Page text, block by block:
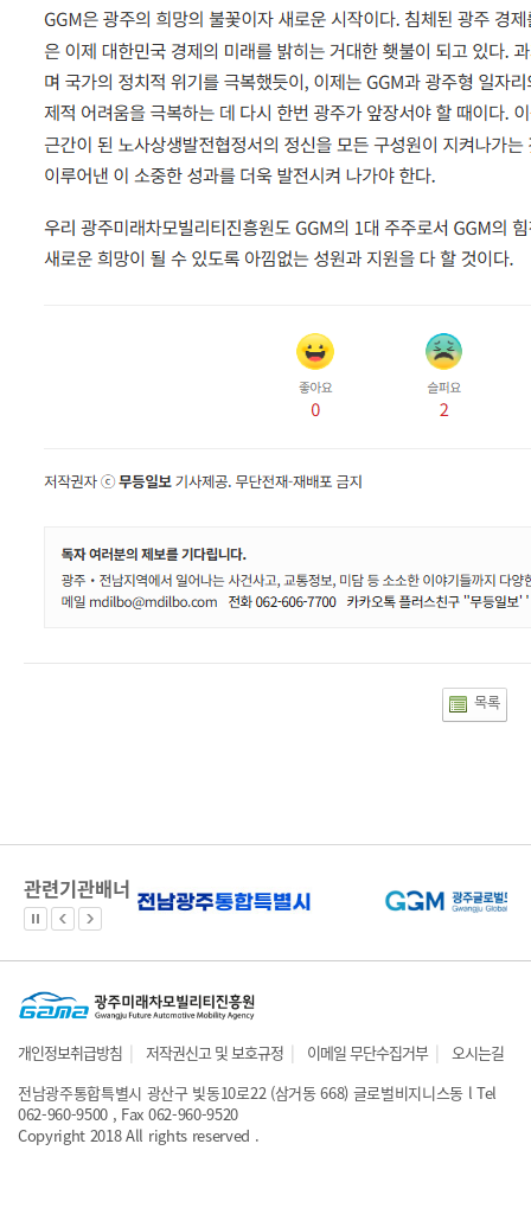
목록
관련기관배너
개인정보취급방침 | 저작권신고 및 보호규정 | 이메일 무단수집거부 |
오시는길
전남광주통합특별시 광산구 빛동10로22 (삼거동 668) 글로벌비지니스동 l Tel
062-960-9500 , Fax 062-960-9520
Copyright 2018 All rights reserved .